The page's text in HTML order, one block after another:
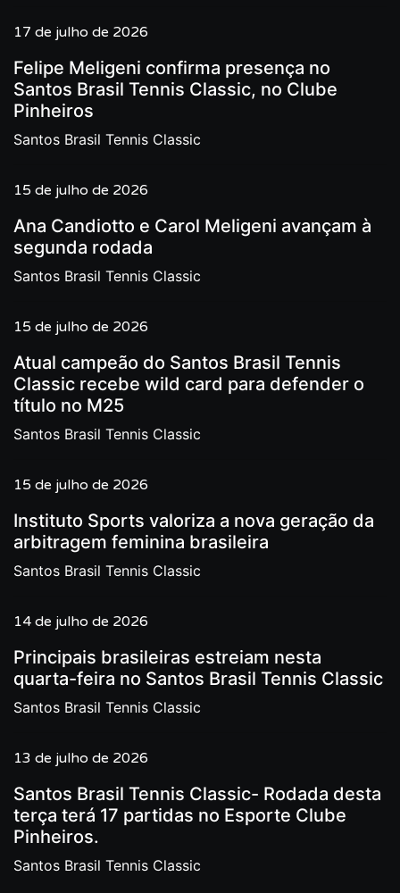
17 de julho de 2026
Felipe Meligeni confirma presença no
Santos Brasil Tennis Classic, no Clube
Pinheiros
Santos Brasil Tennis Classic
15 de julho de 2026
Ana Candiotto e Carol Meligeni avançam à
segunda rodada
Santos Brasil Tennis Classic
15 de julho de 2026
Atual campeão do Santos Brasil Tennis
Classic recebe wild card para defender o
título no M25
Santos Brasil Tennis Classic
15 de julho de 2026
Instituto Sports valoriza a nova geração da
arbitragem feminina brasileira
Santos Brasil Tennis Classic
14 de julho de 2026
Principais brasileiras estreiam nesta
quarta-feira no Santos Brasil Tennis Classic
Santos Brasil Tennis Classic
13 de julho de 2026
Santos Brasil Tennis Classic- Rodada desta
terça terá 17 partidas no Esporte Clube
Pinheiros.
Santos Brasil Tennis Classic